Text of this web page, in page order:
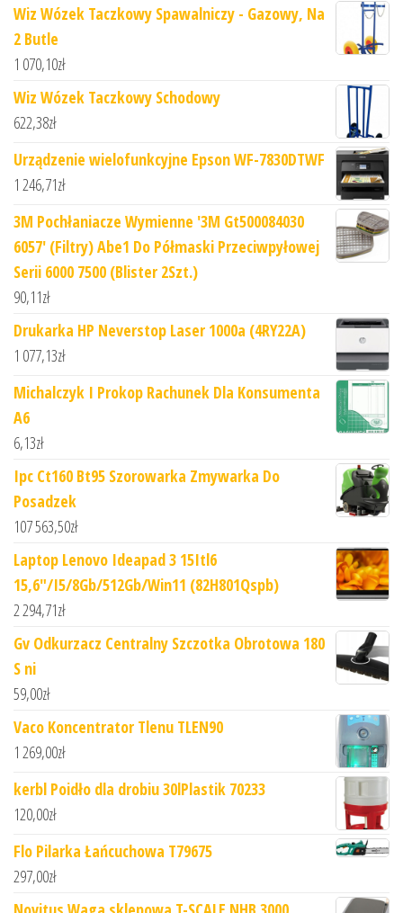
Wiz Wózek Taczkowy Spawalniczy - Gazowy, Na
2 Butle
1 070,10zł
Wiz Wózek Taczkowy Schodowy
622,38zł
Urządzenie wielofunkcyjne Epson WF-7830DTWF
1 246,71zł
3M Pochłaniacze Wymienne '3M Gt500084030
6057' (Filtry) Abe1 Do Półmaski Przeciwpyłowej
Serii 6000 7500 (Blister 2Szt.)
90,11zł
Drukarka HP Neverstop Laser 1000a (4RY22A)
1 077,13zł
Michalczyk I Prokop Rachunek Dla Konsumenta
A6
6,13zł
Ipc Ct160 Bt95 Szorowarka Zmywarka Do
Posadzek
107 563,50zł
Laptop Lenovo Ideapad 3 15Itl6
15,6"/I5/8Gb/512Gb/Win11 (82H801Qspb)
2 294,71zł
Gv Odkurzacz Centralny Szczotka Obrotowa 180
S ni
59,00zł
Vaco Koncentrator Tlenu TLEN90
1 269,00zł
kerbl Poidło dla drobiu 30lPlastik 70233
120,00zł
Flo Pilarka Łańcuchowa T79675
297,00zł